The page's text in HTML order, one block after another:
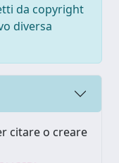
da copyright
diversa
citare o creare